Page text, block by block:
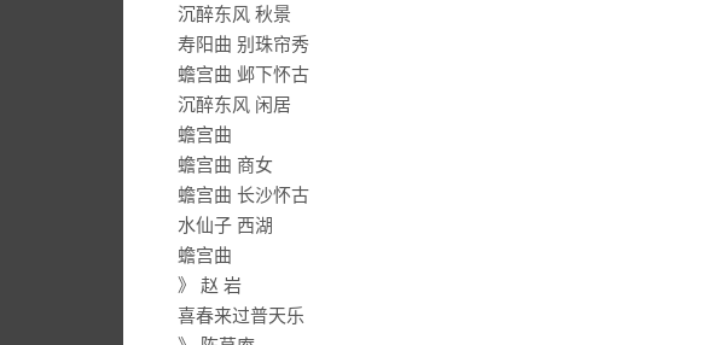
沉醉东风 秋景
寿阳曲 别珠帘秀
蟾宫曲 邺下怀古
沉醉东风 闲居
蟾宫曲
蟾宫曲 商女
蟾宫曲 长沙怀古
水仙子 西湖
蟾宫曲
》 赵 岩
喜春来过普天乐